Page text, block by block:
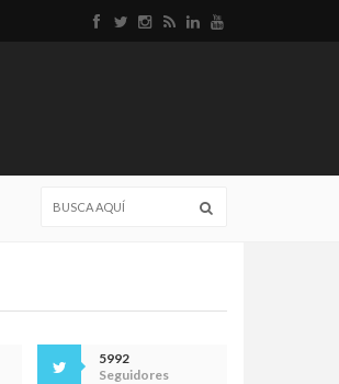
5992
Seguidores